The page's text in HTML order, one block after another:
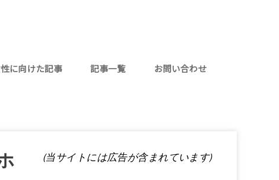
に向けた記事 記事一覧 お問い合わせ
(当サイトには広告が含まれています)